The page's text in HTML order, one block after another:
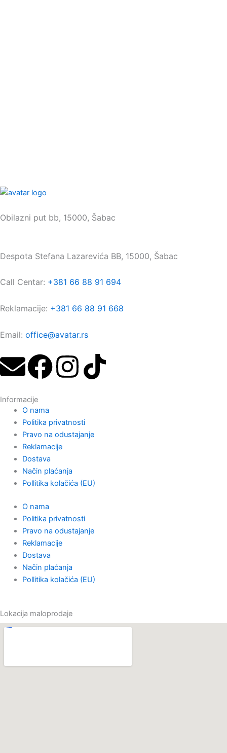
Obilazni put bb, 15000, Šabac
Despota Stefana Lazarevića BB, 15000, Šabac
Call Centar: +381 66 88 91 694
Reklamacije: +381 66 88 91 668
Email: office@avatar.rs
E
n
v
e
l
o
p
e
F
c
e
b
o
o
k
I
s
t
a
g
r
a
m
T
k
Informacije
O nama
Politika privatnosti
Pravo na odustajanje
Reklamacije
Dostava
Način plaćanja
Pollitika kolačića (EU)
O nama
Politika privatnosti
Pravo na odustajanje
Reklamacije
Dostava
Način plaćanja
Pollitika kolačića (EU)
Lokacija maloprodaje